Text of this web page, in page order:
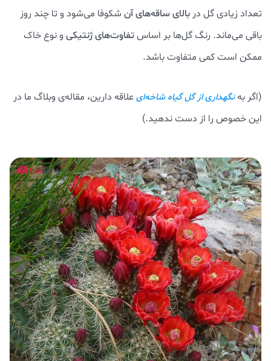
تعداد زیادی گل در بالای ساقه‌های آن شکوفا می‌شود و تا چند روز
باقی می‌ماند. رنگ گل‌ها بر اساستفاوت‌های ژنتیکی و نوع خاک
ممکن است کمی متفاوت باشد.
(اگر بهنگهداری از گل گیاه شاخه‌ایعلاقه دارین، مقاله‌ی وبلاگ ما در
این خصوص را از دست ندهید.)